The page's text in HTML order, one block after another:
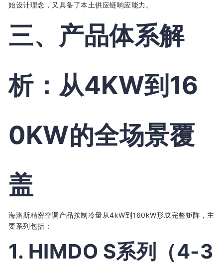
始设计理念，又具备了本土供应链响应能力。
三、产品体系解
析：从4KW到16
0KW的全场景覆
盖
海洛斯精密空调产品按制冷量从4kW到160kW形成完整矩阵，主
要系列包括：
1. HIMDO S系列（4-3